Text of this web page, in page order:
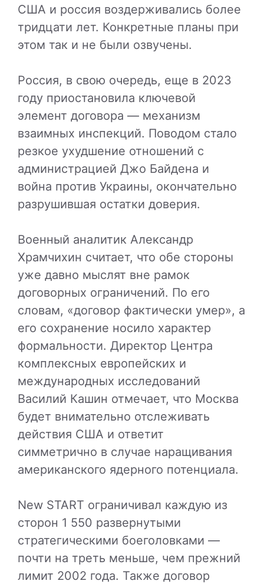
США и россия воздерживались более
тридцати лет. Конкретные планы при
этом так и не были озвучены.
Россия, в свою очередь, еще в 2023
году приостановила ключевой
элемент договора — механизм
взаимных инспекций. Поводом стало
резкое ухудшение отношений с
администрацией Джо Байдена и
война против Украины, окончательно
разрушившая остатки доверия.
Военный аналитик Александр
Храмчихин считает, что обе стороны
уже давно мыслят вне рамок
договорных ограничений. По его
словам, «договор фактически умер», а
его сохранение носило характер
формальности. Директор Центра
комплексных европейских и
международных исследований
Василий Кашин отмечает, что Москва
будет внимательно отслеживать
действия США и ответит
симметрично в случае наращивания
американского ядерного потенциала.
New START ограничивал каждую из
сторон 1 550 развернутыми
стратегическими боеголовками —
почти на треть меньше, чем прежний
лимит 2002 года. Также договор